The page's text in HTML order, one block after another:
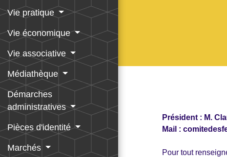
Vie pratique
Vie économique
Vie associative
Médiathèque
Démarches
administratives
Pièces d'identité
Marchés
Président : M.
Mail :
Pour tout